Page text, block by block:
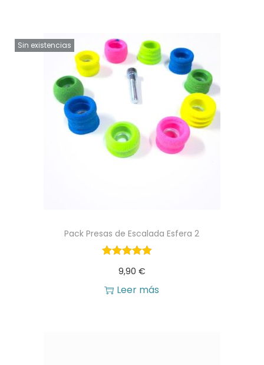
Sin existencias
Pack Presas de Escalada Esfera 2
9,90 €
Leer más